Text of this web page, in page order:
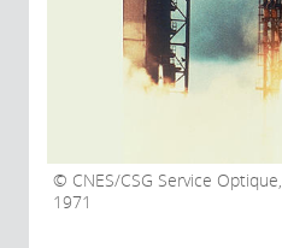
CNES/CSG Service Optique,
1971